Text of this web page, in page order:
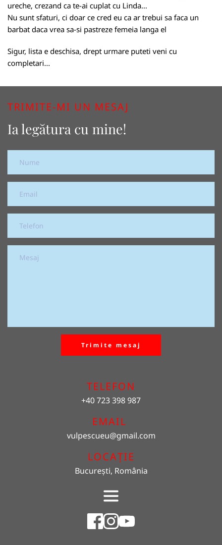
ureche, crezand ca te-ai cuplat cu Linda...
Nu sunt sfaturi, ci doar ce cred eu ca ar trebui sa faca un
barbat daca vrea sa-si pastreze femeia langa el
Sigur, lista e deschisa, drept urmare puteti veni cu
completari...
TRIMITE-MI UN MESAJ
Ia legătura cu mine!
Trimite mesaj
TELEFON
+40 723 398 987
EMAIL
vulpescueu@gmail.com
LOCAȚIE
București, România